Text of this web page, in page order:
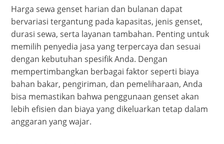
Harga sewa genset harian dan bulanan dapat
bervariasi tergantung pada kapasitas, jenis genset,
durasi sewa, serta layanan tambahan. Penting untuk
memilih penyedia jasa yang terpercaya dan sesuai
dengan kebutuhan spesifik Anda. Dengan
mempertimbangkan berbagai faktor seperti biaya
bahan bakar, pengiriman, dan pemeliharaan, Anda
bisa memastikan bahwa penggunaan genset akan
lebih efisien dan biaya yang dikeluarkan tetap dalam
anggaran yang wajar.